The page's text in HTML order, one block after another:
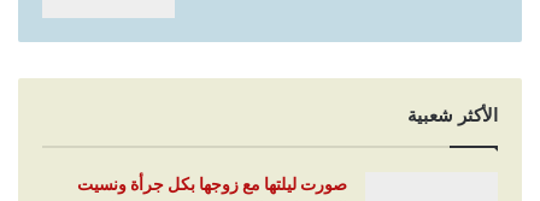
الأكثر شعبية
صورت ليلتها مع زوجها بكل جرأة ونسيت